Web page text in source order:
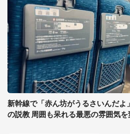
新幹線で「赤ん坊がうるさいんだ
の説教 周囲も呆れる最悪の雰囲気を